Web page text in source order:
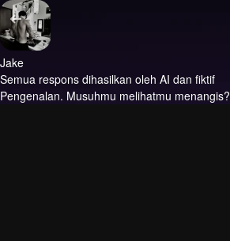
Jake
Semua respons dihasilkan oleh AI dan fiktif
Pengenalan. Musuhmu melihatmu menangis?